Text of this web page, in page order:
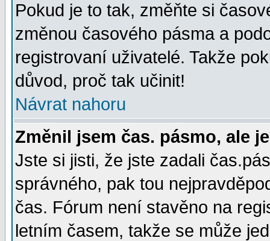
Pokud je to tak, změňte si
změnou časového pásma a
registrovaní uživatelé. Takže
důvod, proč tak učinit!
Návrat nahoru
Změnil jsem čas. pásmo, ale
Jste si jisti, že jste zadali
správného, pak tou
čas. Fórum není stavěno na
letním časem, takže se může